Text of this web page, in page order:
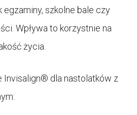
egzaminy, szkolne bale czy
Wpływa to korzystnie na
życia.
Invisalign® dla nastolatków z